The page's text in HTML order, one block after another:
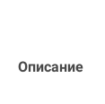
Описание